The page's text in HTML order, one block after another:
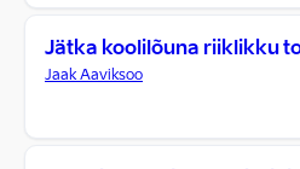
Jätka koolilõuna riiklikku
Jaak Aaviksoo